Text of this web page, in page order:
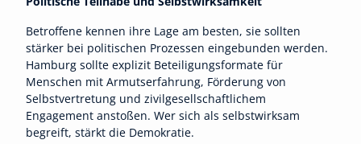
Betroffene kennen ihre Lage am besten, sie sollten
stärker bei politischen Prozessen eingebunden werden.
Hamburg sollte explizit Beteiligungsformate für
Menschen mit Armutserfahrung, Förderung von
Selbstvertretung und zivilgesellschaftlichem
Engagement anstoßen. Wer sich als selbstwirksam
begreift, stärkt die Demokratie.